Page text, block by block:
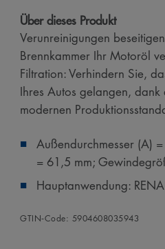
Über dieses Produkt
Verunreinigungen
Brennkammer Ihr Motoröl
Filtration: Verhindern Sie,
Ihres Autos gelangen,
modernen
Außendurchmesser (A)
= 61,5 mm;
Hauptanwendung:
GTIN‑Code: 5904608035943